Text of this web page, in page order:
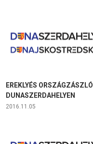
EREKLYÉS ORSZÁGZÁSZLÓ
DUNASZERDAHELYEN
2016.11.05